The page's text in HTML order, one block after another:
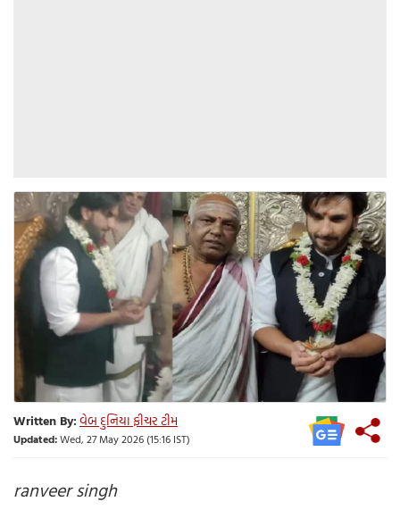
Written By:વેબ દુનિયા ફીચર ટીમ
Updated:Wed, 27 May 2026 (15:16 IST)
ranveer singh